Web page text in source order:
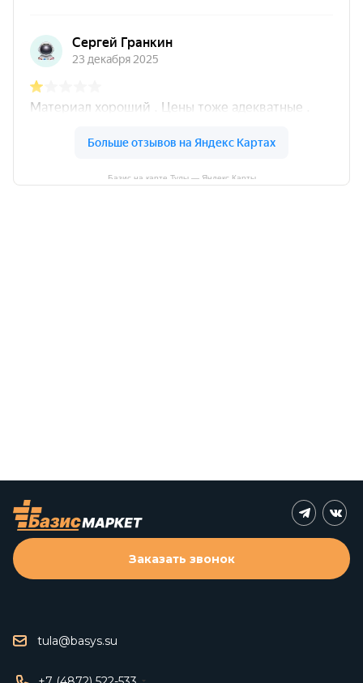
Базис на карте Тулы — Яндекс Карты
tula@basys.su
Заказать звонок